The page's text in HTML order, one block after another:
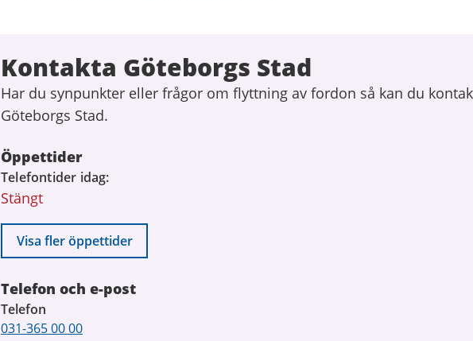
Kontakta Göteborgs Stad
Har du synpunkter eller frågor om flyttning av fordon så kan du
Göteborgs Stad.
Öppettider
Telefontider idag
Stängt
Visa fler öppettider
Telefon och e-post
Telefon
031-365 00 00